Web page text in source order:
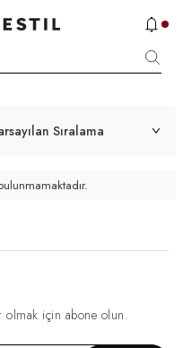
olmak için abone olun.